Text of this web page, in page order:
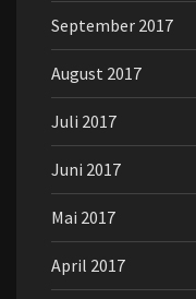
September 2017
August 2017
Juli 2017
Juni 2017
Mai 2017
April 2017